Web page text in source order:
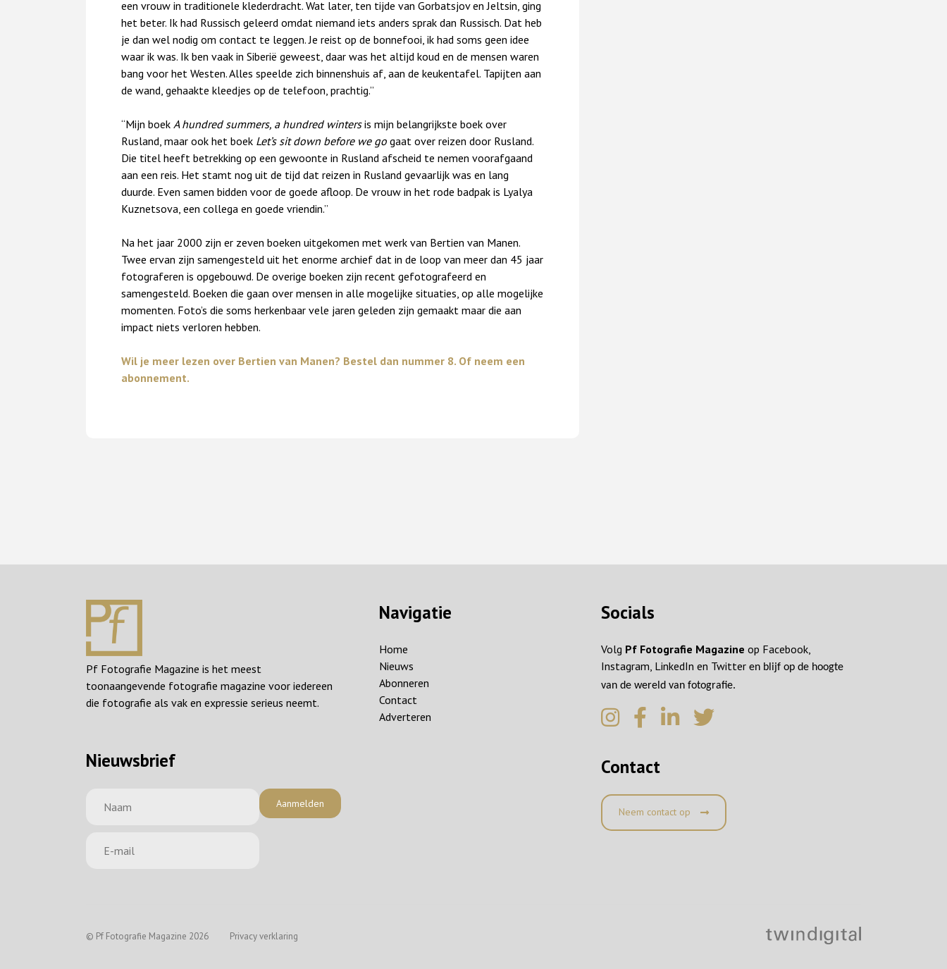
een vrouw in traditionele klederdracht. Wat later, ten tijde van Gorbatsjov en Jeltsin, ging
het beter. Ik had Russisch geleerd omdat niemand iets anders sprak dan Russisch. Dat heb
je dan wel nodig om contact te leggen. Je reist op de bonnefooi, ik had soms geen idee
waar ik was. Ik ben vaak in Siberië geweest, daar was het altijd koud en de mensen waren
bang voor het Westen. Alles speelde zich binnenshuis af, aan de keukentafel. Tapijten aan
de wand, gehaakte kleedjes op de telefoon, prachtig.”
“Mijn boek A hundred summers, a hundred wintersis mijn belangrijkste boek over
Rusland, maar ook het boek Let’s sit down before we go gaat over reizen door Rusland.
Die titel heeft betrekking op een gewoonte in Rusland afscheid te nemen voorafgaand
aan een reis. Het stamt nog uit de tijd dat reizen in Rusland gevaarlijk was en lang
duurde. Even samen bidden voor de goede afloop. De vrouw in het rode badpak is Lyalya
Kuznetsova, een collega en goede vriendin.”
Na het jaar 2000 zijn er zeven boeken uitgekomen met werk van Bertien van Manen.
Twee ervan zijn samengesteld uit het enorme archief dat in de loop van meer dan 45 jaar
fotograferen is opgebouwd. De overige boeken zijn recent gefotografeerd en
samengesteld. Boeken die gaan over mensen in alle mogelijke situaties, op alle mogelijke
momenten. Foto’s die soms herkenbaar vele jaren geleden zijn gemaakt maar die aan
impact niets verloren hebben.
Wil je meer lezen over Bertien van Manen? Bestel dan nummer 8. Of neem een
abonnement.
Pf Fotografie Magazine is het meest
toonaangevende fotografie magazine voor iedereen
die fotografie als vak en expressie serieus neemt.
Nieuwsbrief
Aanmelden
Navigatie
Home
Nieuws
Abonneren
Contact
Adverteren
Socials
Volg Pf Fotografie Magazine op Facebook,
Instagram, LinkedIn en Twitteren blijf op de hoogte
van de wereld van fotografie.
Contact
Neem contact op
© Pf Fotografie Magazine 2026 Privacy verklaring